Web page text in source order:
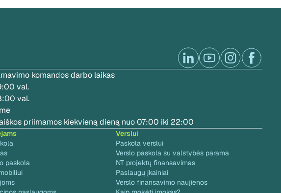
komandos darbo laikas
val.
val.
priimamos kiekvieną dieną nuo 07:00 iki 22:00
paskola
Verslui
Paskola verslui
Verslo paskola su valstybės parama
NT projektų finansavimas
Paslaugų įkainiai
Verslo finansavimo naujienos